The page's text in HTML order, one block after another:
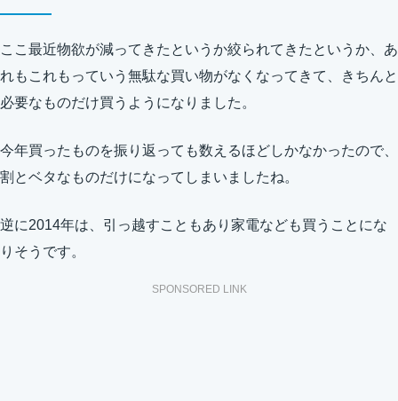
ここ最近物欲が減ってきたというか絞られてきたというか、あ
れもこれもっていう無駄な買い物がなくなってきて、きちんと
必要なものだけ買うようになりました。
今年買ったものを振り返っても数えるほどしかなかったので、
割とベタなものだけになってしまいましたね。
逆に2014年は、引っ越すこともあり家電なども買うことにな
りそうです。
SPONSORED LINK